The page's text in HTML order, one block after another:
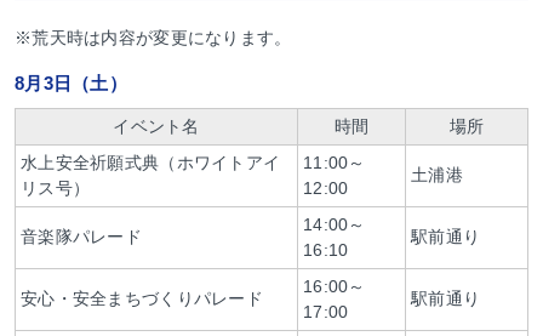
※荒天時は内容が変更になります。
8月3日（土）
イベント名 時間
場所
水上安全祈願式典（ホワイトアイ
リス号）
11:00～
12:00
土浦港
音楽隊パレード
14:00～
16:10
駅前通り
安心・安全まちづくりパレード
16:00～
17:00
駅前通り